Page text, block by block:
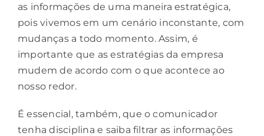
as informações de uma maneira estratégica,
pois vivemos em um cenário inconstante, com
mudanças a todo momento. Assim, é
importante que as estratégias da empresa
mudem de acordo com o que acontece ao
nosso redor.
É essencial, também, que o comunicador
tenha disciplina e saiba filtrar as informações